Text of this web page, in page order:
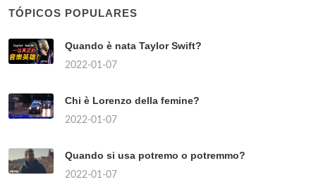
TÓPICOS POPULARES
Quando è nata Taylor Swift?
2022-01-07
Chi è Lorenzo della femine?
2022-01-07
Quando si usa potremo o potremmo?
2022-01-07